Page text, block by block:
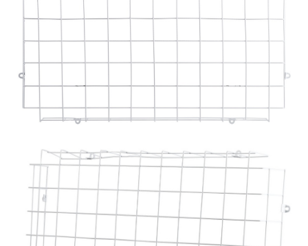
СВЕТИЛЬНИКИ
ОСВЕЩЕНИЯ (LED МОДУЛИ)
НАСТОЛЬНЫЕ СВЕТИЛЬНИКИ
НИЗКОВОЛЬТНОЕ
ОБОРУДОВАНИЕ